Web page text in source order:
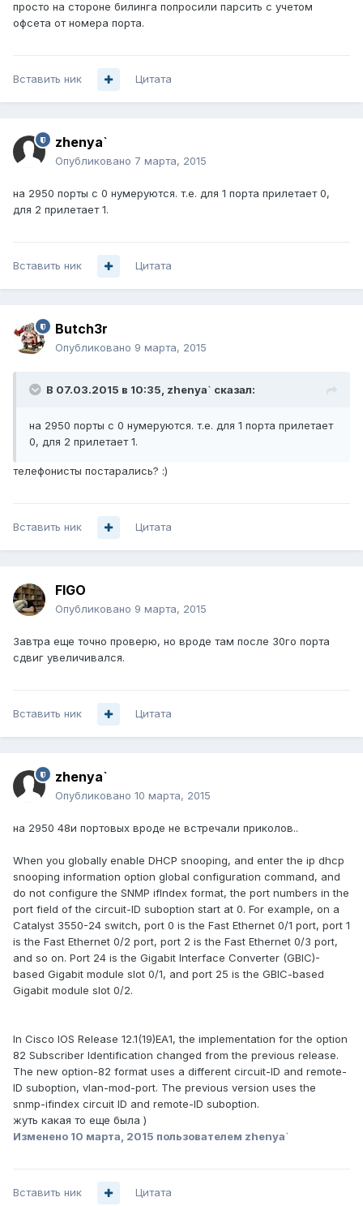
просто на стороне билинга попросили парсить с учетом
офсета от номера порта.
Вставить ник Цитата
zhenya`
Опубликовано 7 марта, 2015
на 2950 порты с 0 нумеруются. т.е. для 1 порта прилетает 0,
для 2 прилетает 1.
Вставить ник Цитата
Butch3r
Опубликовано 9 марта, 2015
В 07.03.2015 в 10:35, zhenya` сказал:
на 2950 порты с 0 нумеруются. т.е. для 1 порта прилетает
0, для 2 прилетает 1.
телефонисты постарались? :)
Вставить ник Цитата
FIGO
Опубликовано 9 марта, 2015
Завтра еще точно проверю, но вроде там после 30го порта
сдвиг увеличивался.
Вставить ник Цитата
zhenya`
Опубликовано 10 марта, 2015
на 2950 48и портовых вроде не встречали приколов..
When you globally enable DHCP snooping, and enter the ip dhcp
snooping information option global configuration command, and
do not configure the SNMP ifIndex format, the port numbers in the
port field of the circuit-ID suboption start at 0. For example, on a
Catalyst 3550-24 switch, port 0 is the Fast Ethernet 0/1 port, port 1
is the Fast Ethernet 0/2 port, port 2 is the Fast Ethernet 0/3 port,
and so on. Port 24 is the Gigabit Interface Converter (GBIC)-
based Gigabit module slot 0/1, and port 25 is the GBIC-based
Gigabit module slot 0/2.
In Cisco IOS Release 12.1(19)EA1, the implementation for the option
82 Subscriber Identification changed from the previous release.
The new option-82 format uses a different circuit-ID and remote-
ID suboption, vlan-mod-port. The previous version uses the
snmp-ifindex circuit ID and remote-ID suboption.
жуть какая то еще была )
Изменено 10 марта, 2015 пользователем zhenya`
Вставить ник Цитата